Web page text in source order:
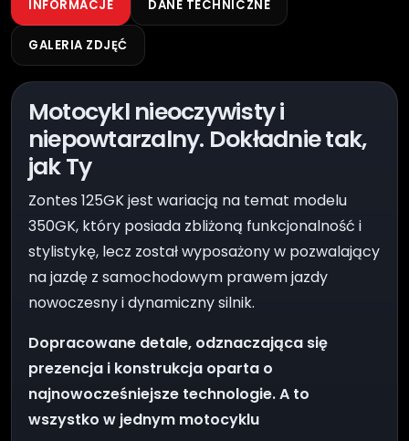
INFORMACJE DANE TECHNICZNE
GALERIA ZDJĘĆ
Motocykl nieoczywisty i
niepowtarzalny. Dokładnie tak,
jak Ty
Zontes 125GK jest wariacją na temat modelu
350GK, który posiada zbliżoną funkcjonalność i
stylistykę, lecz został wyposażony w pozwalający
na jazdę z samochodowym prawem jazdy
nowoczesny i dynamiczny silnik.
Dopracowane detale, odznaczająca się
prezencja i konstrukcja oparta o
najnowocześniejsze technologie. A to
wszystko w jednym motocyklu